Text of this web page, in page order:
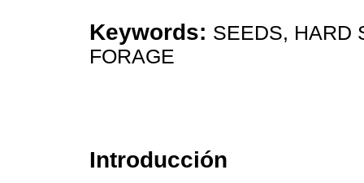
Keywords: SEEDS, HARD
FORAGE
Introducción